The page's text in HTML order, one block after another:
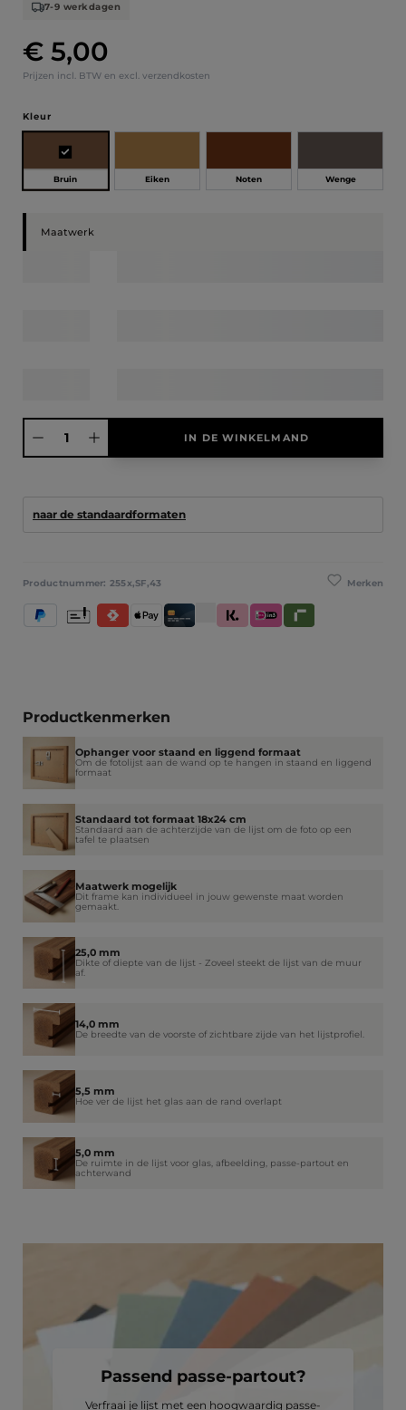
Normale prijs:
€ 5,00
Prijzen incl. BTW en excl. verzendkosten
7-9 werkdagen
Selecteer
Kleur
Bruin Eiken Noten Wenge
Maatwerk
IN DE WINKELMAND
naar de standaardformaten
Merken
Productnummer: 255x,SF,43
PayPal SatispayApple PayCreditcard / BetaalpasKlarna (Achteraf betalen / In
iDeal IN3Riverty
Vooruitbetaling
Productkenmerken
Ophanger voor staand en liggend formaat
Om de fotolijst aan de wand op te hangen in staand en liggend
formaat
Standaard tot formaat 18x24 cm
Standaard aan de achterzijde van de lijst om de foto op een
tafel te plaatsen
Maatwerk mogelijk
Dit frame kan individueel in jouw gewenste maat worden
gemaakt.
25,0 mm
Dikte of diepte van de lijst - Zoveel steekt de lijst van de muur
af.
14,0 mm
De breedte van de voorste of zichtbare zijde van het lijstprofiel.
5,5 mm
Hoe ver de lijst het glas aan de rand overlapt
5,0 mm
De ruimte in de lijst voor glas, afbeelding, passe-partout en
achterwand
Passend passe-partout?
Verfraai je lijst met een hoogwaardig passe-